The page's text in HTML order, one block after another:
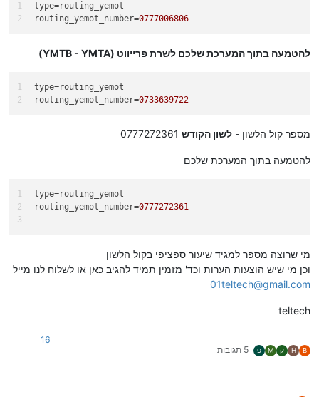
type=routing_yemot
routing_yemot_number=0777006806
להטמעה בתוך המערכת שלכם לשרת פרייווט (YMTB - YMTA)
type=routing_yemot
routing_yemot_number=0733639722
מספר קול הלשון - לשון הקודש
להטמעה בתוך המערכת שלכם
type=routing_yemot
routing_yemot_number=0777272361
מי שרוצה מספר למגיד שיעור ספציפי בקול הלשון
וכן מי שיש הוצעות הערות וכד' מזמין תמיד להגיב כאן או לשלוח לנו מייל
01teltech@gmail.com
teltech
B
H ק M פ 5 תגובות
16